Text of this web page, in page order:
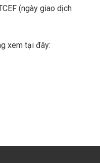
(ngày giao dịch
xem tại đây: